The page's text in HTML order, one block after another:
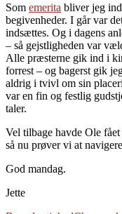
Som emerita bliver jeg
begivenheder. I går var
indsættes. Og i dagens
– så gejstligheden var
Alle præsterne gik ind i
forrest – og bagerst gik
aldrig i tvivl om sin
var en fin og festlig
taler.
Vel tilbage havde Ole
så nu prøver vi at
God mandag.
Jette